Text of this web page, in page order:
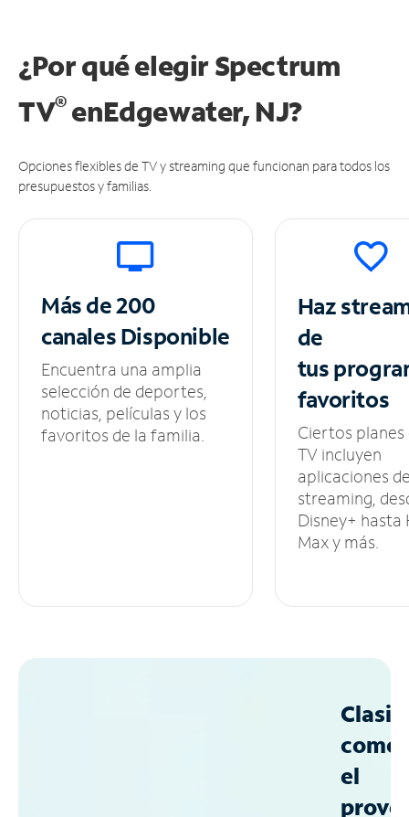
¿Por qué elegir Spectrum
TV®enEdgewater, NJ?
Opciones flexibles de TV y streaming que funcionan para todos los
presupuestos y familias.
Más de 200
canalesDisponible
Encuentra una amplia
selección de deportes,
noticias, películas y los
favoritos de la familia.
Haz
de
tus
favoritos
Ciertos planes
TV incluyen
aplicaciones
streaming,
Disney+ hasta
Max y más.
como
el